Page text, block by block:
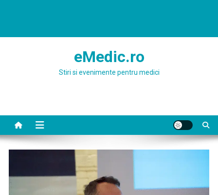
eMedic.ro
Stiri si evenimente pentru medici